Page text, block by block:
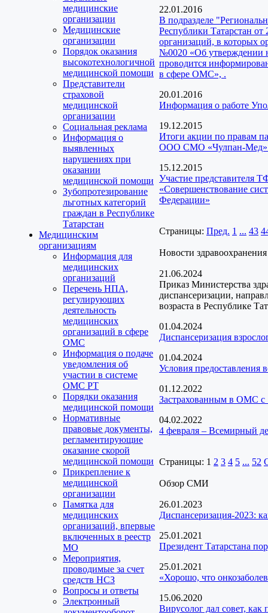
медицинские
организации
Медицинские
организации
Порядок оказания
высокотехнологичной
медицинской помощи
Представители
страховой
медицинской
организации
Социальная реклама
Информация о
выявленных
нарушениях при
оказании
медицинской помощи
Зубопротезирование
льготных категорий
граждан в Республике
Татарстан
Медицинским
организациям
Информация для
медицинских
организаций
Перечень НПА,
регулирующих
деятельность
медицинских
организаций в сфере
ОМС
Информация о подаче
уведомления об
участии в системе
ОМС РТ
Порядки оказания
медицинской помощи
Нормативные
правовые документы,
регламентирующие
оказание скорой
медицинской помощи
Прикрепление к
медицинской
организации
Памятка для
медицинских
организаций, впервые
включенных в реестр
МО
Мероприятия,
проводимые за счет
средств НСЗ
Вопросы и ответы
Электронный
22.01.2016
В подразделе
Республики Татарстан
организаций, в которых
№0020 «Об утверждении
проводится
в сфере ОМС», .
20.01.2016
Информация о работе
19.12.2015
Итоги акции по правам
ООО СМО «Чулпан-
15.12.2015
Участие представителя
«Совершенствование
Федерации»
Страницы: Пред. 1 ... 43
Новости здравоохранения
21.06.2024
Приказ Министерства
диспансеризации,
возраста в Республике
01.04.2024
Диспансеризация
01.04.2024
Условия предоставления
01.12.2022
Застрахованным в ОМС с
04.02.2022
4 февраля – Всемирный
Страницы: 1 2 3 4 5 ... 52
Обзор СМИ
26.01.2023
Диспансеризация-2023:
25.01.2021
Президент Татарстана
25.01.2021
«Хорошо, что
15.06.2020
Вирусолог дал совет, как